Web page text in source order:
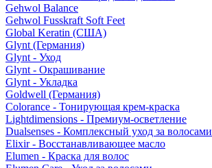
Gehwol Balance
Gehwol Fusskraft Soft Feet
Global Keratin (США)
Glynt (Германия)
Glynt - Уход
Glynt - Окрашивание
Glynt - Укладка
Goldwell (Германия)
Colorance - Тонирующая крем-краска
Lightdimensions - Премиум-осветление
Dualsenses - Комплексный уход за волосами
Elixir - Восстанавливающее масло
Elumen - Краска для волос